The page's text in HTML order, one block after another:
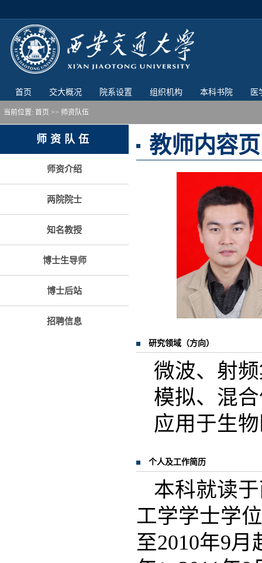
首页 交大概况 院系设置 组织机构 本科书院 医
当前位置: 首页 >> 师资队伍
师资队伍
师资介绍
两院院士
知名教授
博士生导师
博士后站
招聘信息
教师内容页
研究领域（方向）
微波、射
模拟、混
应用于生
个人及工作简历
本科就读
工学学士学
至2010年9